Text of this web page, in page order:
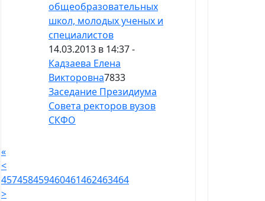
общеобразовательных
школ, молодых ученых и
специалистов
14.03.2013 в 14:37 -
Кадзаева Елена
Викторовна7833
Заседание Президиума
Совета ректоров вузов
СКФО
«
<
457458459460461462463464
>